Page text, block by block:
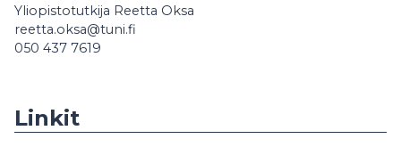
Yliopistotutkija Reetta Oksa
reetta.oksa@tuni.fi
050 437 7619
Linkit